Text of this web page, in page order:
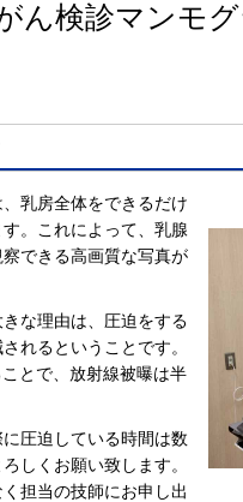
ん検診マンモ
乳房全体をできるだけ
。これによって、乳腺
できる高画質な写真が
な理由は、圧迫をする
れるということです。
とで、放射線被曝は半
圧迫している時間は数
しくお願い致します。
担当の技師にお申し出